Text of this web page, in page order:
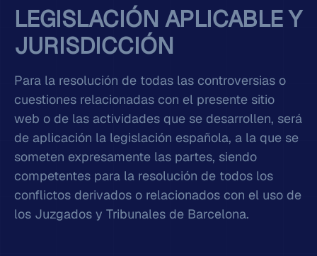
LEGISLACIÓN APLICABLE Y
JURISDICCIÓN
Para la resolución de todas las controversias o
cuestiones relacionadas con el presente sitio
web o de las actividades que se desarrollen, será
de aplicación la legislación española, a la que se
someten expresamente las partes, siendo
competentes para la resolución de todos los
conflictos derivados o relacionados con el uso de
los Juzgados y Tribunales de Barcelona.